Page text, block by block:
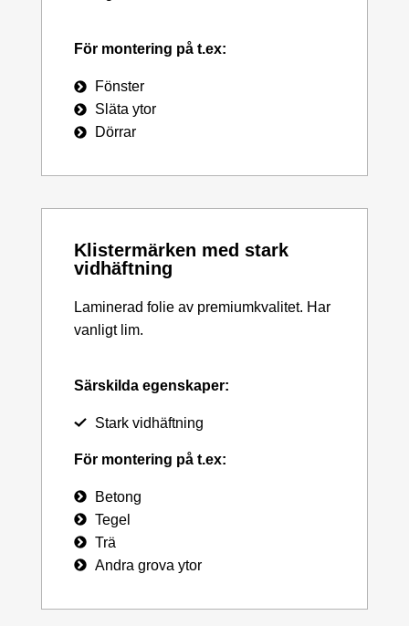
För montering på t.ex:
Fönster
Släta ytor
Dörrar
Klistermärken med stark
vidhäftning
Laminerad folie av premiumkvalitet. Har
vanligt lim.
Särskilda egenskaper:
Stark vidhäftning
För montering på t.ex:
Betong
Tegel
Trä
Andra grova ytor